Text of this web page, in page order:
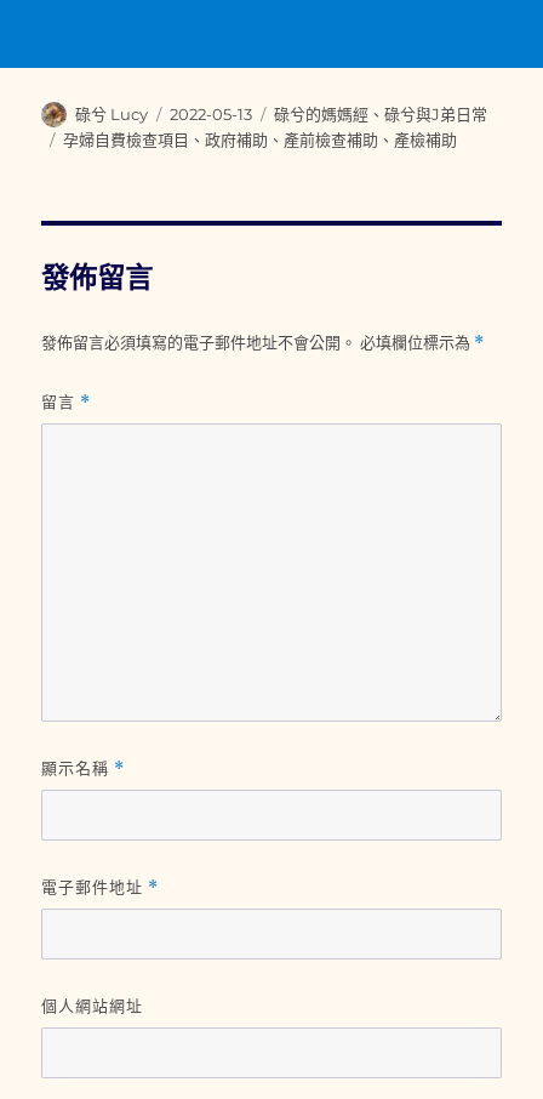
作
者
碌兮 Lucy
發
佈
2022-05-13
分
類
碌兮的媽媽經 、碌兮與J弟日常
標
孕婦自費檢查項目 、政府補助 、 產前檢查補助 、 產檢補助
發佈留言
發佈留言必須填寫的電子郵件地址不會公開。 必填欄位標示為 *
留言 *
顯示名稱 *
電子郵件地址 *
個人網站網址